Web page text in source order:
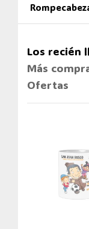
Los recién
Más
Ofertas